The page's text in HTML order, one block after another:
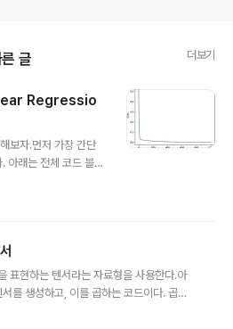
글 더보기
Regressio
보자.먼저 가장 간단
아래는 전체 코드 블럭
a
데이터x_train = t
= torch.Flo
표현하는 텐서라는 자료형을 사용한다.아
를 생성하고, 이를 곱하는 코드이다. 곱셈